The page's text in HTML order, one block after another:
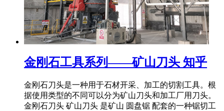
金刚石工具系列——矿山刀头 知乎
金刚石刀头是一种用于石材开采、加工的切割工具。根
据使用类型的不同可以分为矿山刀头和加工厂用刀头。
金刚石刀头 矿山刀头 是矿山 圆盘锯 配套的一种锯切工